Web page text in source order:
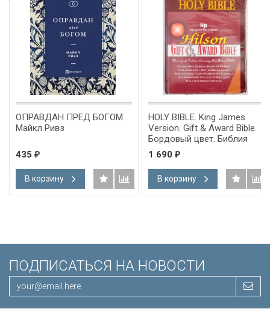
ОПРАВДАН ПРЕД БОГОМ.
Майкл Ривз
435 ₽
В корзину
HOLY BIBLE. King James
Version. Gift & Award Bible.
Бордовый цвет. Библия
Короля Иакова на
английском языке.
Словарь, карты, закладка,
подарочная вкладка, слова
Иисуса выделены красным
1 690 ₽
В корзину
ПОДПИСАТЬСЯ НА НОВОСТИ